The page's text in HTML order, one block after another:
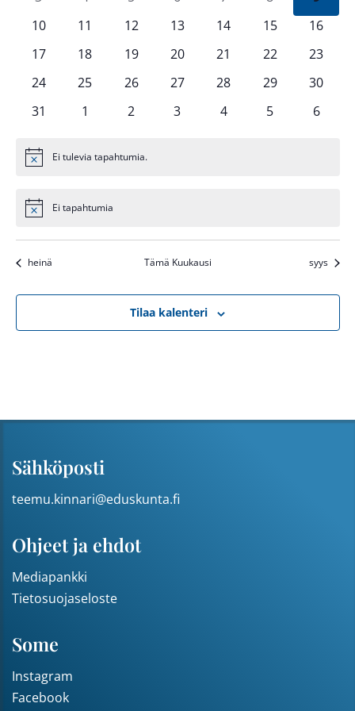
tapahtumat
0
10
0
11
0
12
0
13
0
14
0
15
0
16
0
17
0
18
0
19
0
20
0
21
0
22
0
23
0
24
0
25
0
26
0
27
0
28
0
29
0
30
0
31
0
1
0
2
0
3
0
4
0
5
0
6
Notice Ei tulevia tapahtumia.
Notice Ei tapahtumia
heinä Tämä Kuukausi syys
Tilaa kalenteri
Sähköposti
teemu.kinnari@eduskunta.fi
Ohjeet ja ehdot
Mediapankki
Tietosuojaseloste
Some
Instagram
Facebook